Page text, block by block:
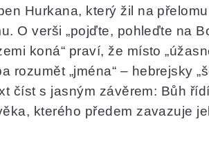
Hurkana, který žil na
O verši „pojďte, pohleďte na
koná“ praví, že místo
rozumět „jména“ – hebrejsky
číst s jasným závěrem: Bůh
kterého předem zavazuje